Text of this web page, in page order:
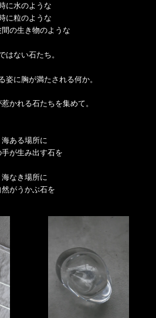
に水のような
に粒のような
の生き物のような
はない石たち。
姿に胸が満たされる何か。
かれる石たちを集めて。
海ある場所に
手が生み出す石を
海なき場所に
然がうかぶ石を